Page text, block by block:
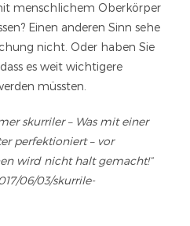
menschlichem Oberkörper
Einen anderen Sinn sehe
nicht. Oder haben Sie
es weit wichtigere
müssten.
skurriler – Was mit einer
perfektioniert – vor
wird nicht halt gemacht!“
06/03/skurrile-